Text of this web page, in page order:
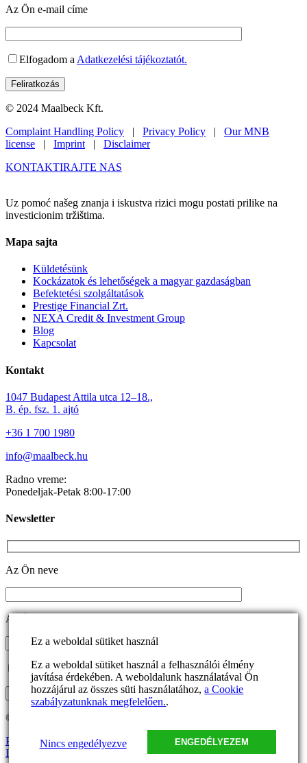
Az Ön e-mail címe
Elfogadom a Adatkezelési tájékoztatót.
© 2024 Maalbeck Kft.
Complaint Handling Policy | Privacy Policy | Our MNB
license | Imprint | Disclaimer
KONTAKTIRAJTE NAS
Uz pomoć našeg znanja i iskustva rizici mogu postati prilike na
investicionim tržištima.
Mapa sajta
Küldetésünk
Kockázatok és lehetőségek a magyar gazdaságban
Befektetési szolgáltatások
Prestige Financial Zrt.
NEXA Credit & Investment Group
Blog
Kapcsolat
Kontakt
1047 Budapest Attila utca 12–18.,
B. ép. fsz. 1. ajtó
+36 1 700 1980
info@maalbeck.hu
Radno vreme:
Ponedeljak-Petak 8:00-17:00
Newsletter
Az Ön neve
Az Ön e-mail címe
Elfogadom aAdatkezelési tájékoztatót.
© 2024 Maalbeck Kft.
Pravilnik za pritužbe Politika privatnosti Naša MNB licenca
Impresum sajta
Pravno saopštenje
Ez a weboldal sütiket használ
Ez a weboldal sütiket használ a felhasználói élmény
javítása érdekében. A weboldalunk használatával Ön
hozzájárul az összes süti használatához,a Cookie
szabályzatunknak megfelelően..
ENGEDÉLYEZEM
Nincs engedélyezve